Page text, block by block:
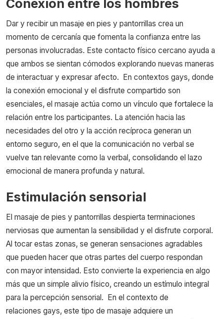
Conexión entre los hombres
Dar y recibir un masaje en pies y pantorrillas crea un
momento de cercanía que fomenta la confianza entre las
personas involucradas. Este contacto físico cercano ayuda a
que ambos se sientan cómodos explorando nuevas maneras
de interactuar y expresar afecto.
En contextos gays, donde
la conexión emocional y el disfrute compartido son
esenciales, el masaje actúa como un vínculo que fortalece la
relación entre los participantes. La atención hacia las
necesidades del otro y la acción recíproca generan un
entorno seguro, en el que la comunicación no verbal se
vuelve tan relevante como la verbal, consolidando el lazo
emocional de manera profunda y natural.
Estimulación sensorial
El masaje de pies y pantorrillas despierta terminaciones
nerviosas que aumentan la sensibilidad y el disfrute corporal.
Al tocar estas zonas, se generan sensaciones agradables
que pueden hacer que otras partes del cuerpo respondan
con mayor intensidad. Esto convierte la experiencia en algo
más que un simple alivio físico, creando un estímulo integral
para la percepción sensorial.
En el contexto de
relaciones gays, este tipo de masaje adquiere un